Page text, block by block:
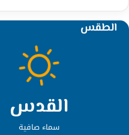
الطقس
القدس
سماء صافية